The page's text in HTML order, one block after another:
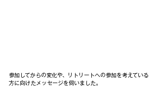
参加してからの変化や、リトリートへの参加を考えている
方に向けたメッセージを伺いました。